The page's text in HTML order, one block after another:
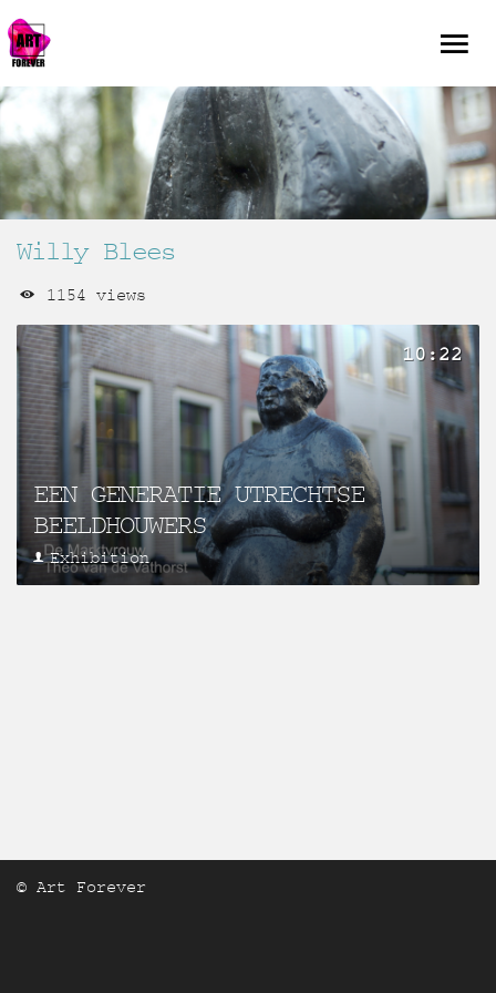
Willy Blees
1154 views
EEN GENERATIE UTRECHTSE
BEELDHOUWERS
Exhibition
10:22
© Art Forever